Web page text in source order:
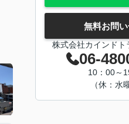
無料お問
株式会社カインド
06-
10：00～
（休：水